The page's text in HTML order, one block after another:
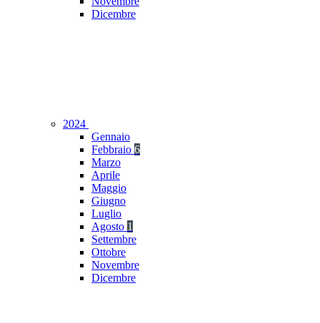
Dicembre
2024
Gennaio
Febbraio 6
Marzo
Aprile
Maggio
Giugno
Luglio
Agosto 1
Settembre
Ottobre
Novembre
Dicembre